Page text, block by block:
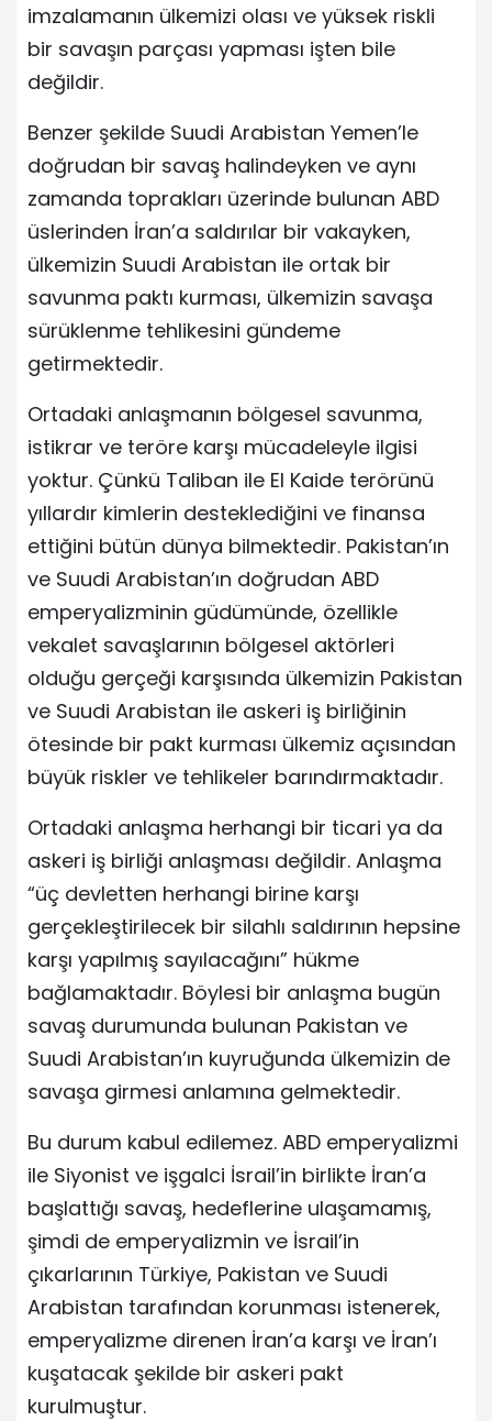
imzalamanın ülkemizi olası ve yüksek riskli
bir savaşın parçası yapması işten bile
değildir.
Benzer şekilde Suudi Arabistan Yemen’le
doğrudan bir savaş halindeyken ve aynı
zamanda toprakları üzerinde bulunan ABD
üslerinden İran’a saldırılar bir vakayken,
ülkemizin Suudi Arabistan ile ortak bir
savunma paktı kurması, ülkemizin savaşa
sürüklenme tehlikesini gündeme
getirmektedir.
Ortadaki anlaşmanın bölgesel savunma,
istikrar ve teröre karşı mücadeleyle ilgisi
yoktur. Çünkü Taliban ile El Kaide terörünü
yıllardır kimlerin desteklediğini ve finansa
ettiğini bütün dünya bilmektedir. Pakistan’ın
ve Suudi Arabistan’ın doğrudan ABD
emperyalizminin güdümünde, özellikle
vekalet savaşlarının bölgesel aktörleri
olduğu gerçeği karşısında ülkemizin Pakistan
ve Suudi Arabistan ile askeri iş birliğinin
ötesinde bir pakt kurması ülkemiz açısından
büyük riskler ve tehlikeler barındırmaktadır.
Ortadaki anlaşma herhangi bir ticari ya da
askeri iş birliği anlaşması değildir. Anlaşma
“üç devletten herhangi birine karşı
gerçekleştirilecek bir silahlı saldırının hepsine
karşı yapılmış sayılacağını” hükme
bağlamaktadır. Böylesi bir anlaşma bugün
savaş durumunda bulunan Pakistan ve
Suudi Arabistan’ın kuyruğunda ülkemizin de
savaşa girmesi anlamına gelmektedir.
Bu durum kabul edilemez. ABD emperyalizmi
ile Siyonist ve işgalci İsrail’in birlikte İran’a
başlattığı savaş, hedeflerine ulaşamamış,
şimdi de emperyalizmin ve İsrail’in
çıkarlarının Türkiye, Pakistan ve Suudi
Arabistan tarafından korunması istenerek,
emperyalizme direnen İran’a karşı ve İran’ı
kuşatacak şekilde bir askeri pakt
kurulmuştur.